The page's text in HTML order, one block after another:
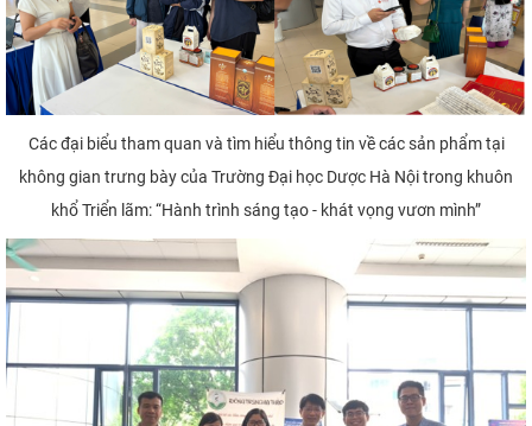
Các đại biểu tham quan và tìm hiểu thông tin về các sản phẩm tại
không gian trưng bày của Trường Đại học Dược Hà Nội trong khuôn
khổ Triển lãm: “Hành trình sáng tạo - khát vọng vươn mình”